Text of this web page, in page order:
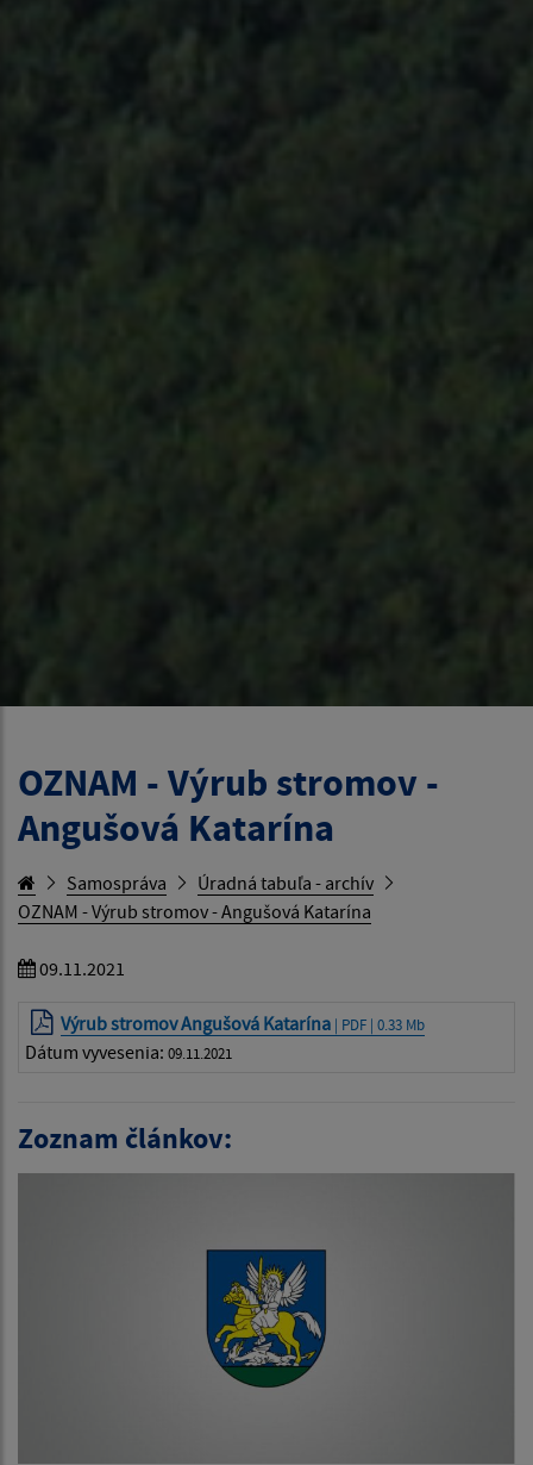
OZNAM - Výrub stromov -
Angušová Katarína
Samospráva
Úradná tabuľa - archív
OZNAM - Výrub stromov - Angušová Katarína
09.11.2021
Výrub stromov Angušová Katarína | PDF | 0.33 Mb
Dátum vyvesenia: 09.11.2021
Zoznam článkov: